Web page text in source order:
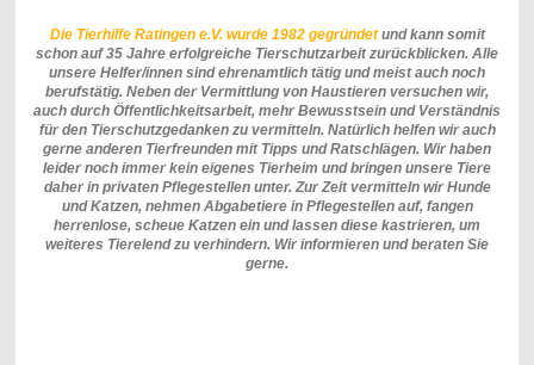
Die Tierhilfe Ratingen e.V. wurde 1982 gegründetund kann somit
schon auf 35 Jahre erfolgreiche Tierschutzarbeit zurückblicken. Alle
unsere Helfer/innen sind ehrenamtlich tätig und meist auch noch
berufstätig. Neben der Vermittlung von Haustieren versuchen wir,
auch durch Öffentlichkeitsarbeit, mehr Bewusstsein und Verständnis
für den Tierschutzgedanken zu vermitteln. Natürlich helfen wir auch
gerne anderen Tierfreunden mit Tipps und Ratschlägen. Wir haben
leider noch immer kein eigenes Tierheim und bringen unsere Tiere
daher in privaten Pflegestellen unter. Zur Zeit vermitteln wir Hunde
und Katzen, nehmen Abgabetiere in Pflegestellen auf, fangen
herrenlose, scheue Katzen ein und lassen diese kastrieren, um
weiteres Tierelend zu verhindern. Wir informieren und beraten Sie
gerne.